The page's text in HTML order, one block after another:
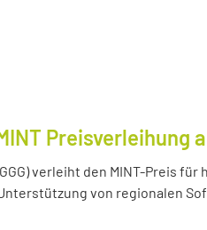
Preisverleihung
verleiht den MINT-Preis für
von regionalen